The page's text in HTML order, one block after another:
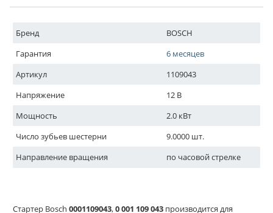
Бренд
BOSCH
Гарантия
6 месяцев
Артикул
1109043
Напряжение
12 В
Мощность
2.0 кВт
Число зубьев шестерни
9.0000 шт.
Направление вращения
по часовой стрелке
Стартер Bosch 0001109043,0 001 109 043 производится для